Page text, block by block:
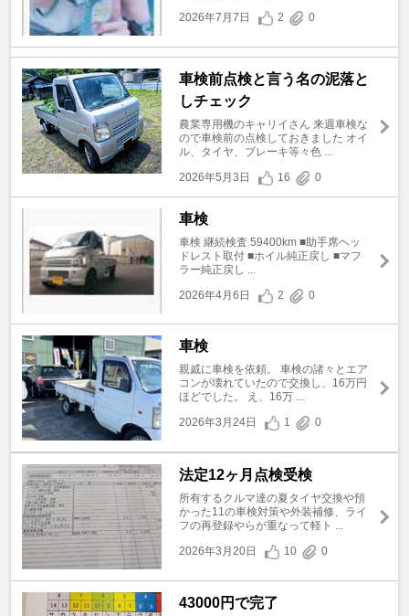
2026年7月7日
2 0
車検前点検と言う名の泥落と
しチェック
農業専用機のキャリイさん 来週車検な
ので車検前の点検しておきました オイ
ル、タイヤ、ブレーキ等々色 ...
2026年5月3日
16 0
車検
車検 継続検査 59400km ■助手席ヘッ
ドレスト取付 ■ホイル純正戻し ■マフ
ラー純正戻し ...
2026年4月6日
2 0
車検
親戚に車検を依頼。 車検の諸々とエア
コンが壊れていたので交換し、16万円
ほどでした。 え、16万 ...
2026年3月24日
1 0
法定12ヶ月点検受検
所有するクルマ達の夏タイヤ交換や預
かった11の車検対策や外装補修、ライ
フの再登録やらが重なって軽ト ...
2026年3月20日
10 0
43000円で完了